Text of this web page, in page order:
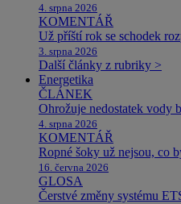
4. srpna 2026
KOMENTÁŘ
Už příští rok se schodek
3. srpna 2026
Další články z rubriky >
Energetika
ČLÁNEK
Ohrožuje nedostatek vody
4. srpna 2026
KOMENTÁŘ
Ropné šoky už nejsou, co
16. června 2026
GLOSA
Čerstvé změny systému